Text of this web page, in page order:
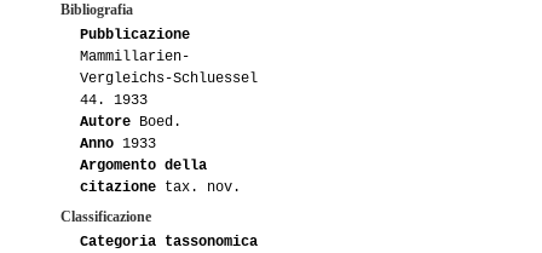
Bibliografia
Pubblicazione
Mammillarien-
Vergleichs-Schluessel
44. 1933
Autore Boed.
Anno 1933
Argomento della
citazione tax. nov.
Classificazione
Categoria tassonomica